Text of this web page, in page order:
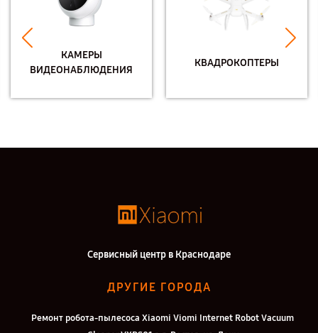
КАМЕРЫ
ВИДЕОНАБЛЮДЕНИЯ
КВАДРОКОПТЕРЫ
Сервисный центр в Краснодаре
ДРУГИЕ ГОРОДА
Ремонт робота-пылесоса Xiaomi Viomi Internet Robot Vacuum